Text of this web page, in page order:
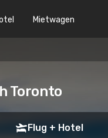
Mietwagen
Toronto
Flug + Hotel